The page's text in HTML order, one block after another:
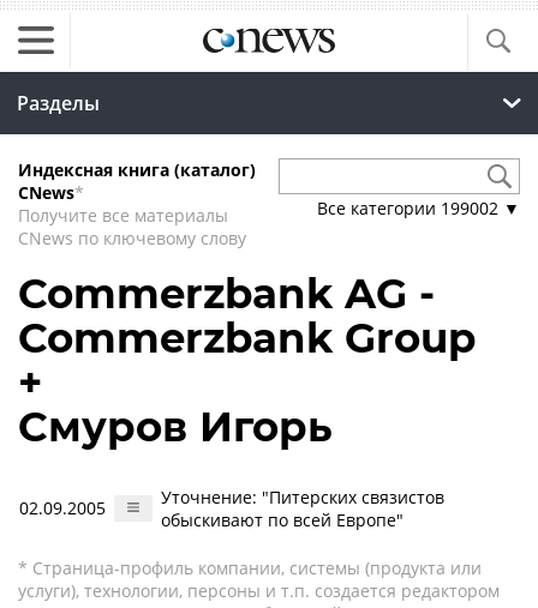
Разделы
Индексная книга (каталог)
CNews*
Получите все материалы
CNews по ключевому слову
Все категории 199002 ▼
Commerzbank AG -
Commerzbank Group
+
Смуров Игорь
02.09.2005
Уточнение: "Питерских связистов
обыскивают по всей Европе"
* Страница-профиль компании, системы (продукта или
услуги), технологии, персоны и т.п. создается редактором